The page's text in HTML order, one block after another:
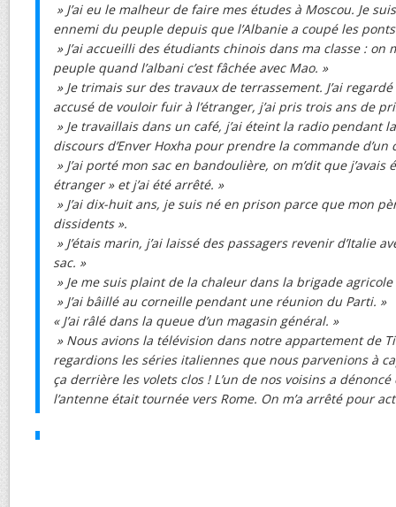
» J’ai eu le malheur de faire mes études à Moscou. Je
ennemi du peuple depuis que l’Albanie a coupé les ponts
» J’ai accueilli des étudiants chinois dans ma classe : on
peuple quand l’albani c’est fâchée avec Mao. »
» Je trimais sur des travaux de terrassement. J’ai regardé
accusé de vouloir fuir à l’étranger, j’ai pris trois ans de
» Je travaillais dans un café, j’ai éteint la radio pendant
discours d’Enver Hoxha pour prendre la commande d’un
» J’ai porté mon sac en bandoulière, on m’dit que j’avais
étranger » et j’ai été arrêté. »
» J’ai dix-huit ans, je suis né en prison parce que mon
dissidents ».
» J’étais marin, j’ai laissé des passagers revenir d’Italie
sac. »
» Je me suis plaint de la chaleur dans la brigade
» J’ai bâillé au corneille pendant une réunion du Parti. »
« J’ai râlé dans la queue d’un magasin général. »
» Nous avions la télévision dans notre appartement de
regardions les séries italiennes que nous parvenions à
ça derrière les volets clos ! L’un de nos voisins a
l’antenne était tournée vers Rome. On m’a arrêté pour